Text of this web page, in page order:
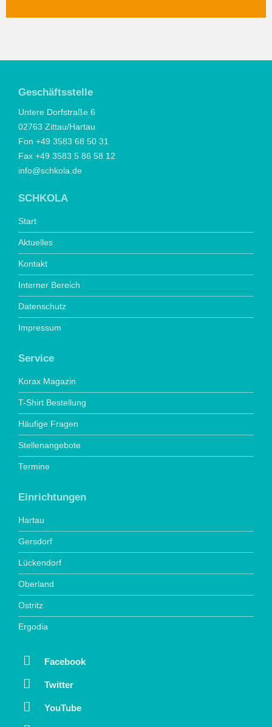
Geschäftsstelle
Untere Dorfstraße 6
02763 Zittau/Hartau
Fon +49 3583 68 50 31
Fax +49 3583 5 86 58 12
info@schkola.de
SCHKOLA
Start
Aktuelles
Kontakt
Interner Bereich
Datenschutz
Impressum
Service
Korax Magazin
T-Shirt Bestellung
Häufige Fragen
Stellenangebote
Termine
Einrichtungen
Hartau
Gersdorf
Lückendorf
Oberland
Ostritz
Ergodia
Facebook
Twitter
YouTube